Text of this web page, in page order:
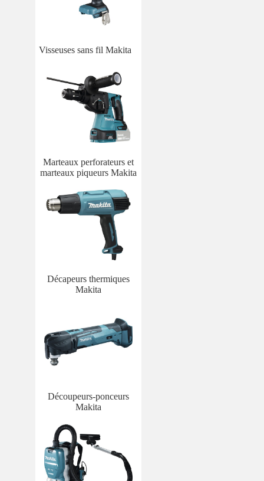
Visseuses sans fil Makita
Marteaux perforateurs et
marteaux piqueurs Makita
Décapeurs thermiques
Makita
Découpeurs-ponceurs
Makita